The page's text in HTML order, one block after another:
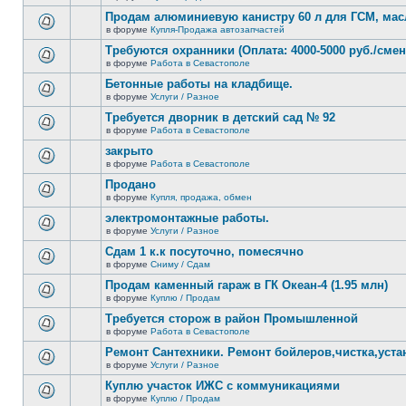
новых
непрочитанных
сообщений.
новых
непрочитанных
сообщений.
новых
непрочитанных
сообщений.
Продам алюминиевую канистру 60 л для ГСМ,
в форуме Купля-Продажа автозапчастей
новых
непрочитанных
сообщений.
Требуются охранники (Оплата: 4000-5000 руб./
в форуме Работа в Севастополе
новых
непрочитанных
сообщений.
Бетонные работы на кладбище.
в форуме Услуги / Разное
новых
непрочитанных
сообщений.
Требуется дворник в детский сад № 92
в форуме Работа в Севастополе
новых
непрочитанных
сообщений.
закрыто
в форуме Работа в Севастополе
новых
непрочитанных
сообщений.
Продано
в форуме Купля, продажа, обмен
новых
непрочитанных
сообщений.
электромонтажные работы.
в форуме Услуги / Разное
новых
непрочитанных
сообщений.
Сдам 1 к.к посуточно, помесячно
в форуме Сниму / Сдам
новых
непрочитанных
сообщений.
Продам каменный гараж в ГК Океан-4 (1.95 млн)
в форуме Куплю / Продам
новых
непрочитанных
сообщений.
Требуется сторож в район Промышленной
в форуме Работа в Севастополе
Ремонт Сантехники. Ремонт
в форуме Услуги / Разное
Куплю участок ИЖС с коммуникациями
в форуме Куплю / Продам